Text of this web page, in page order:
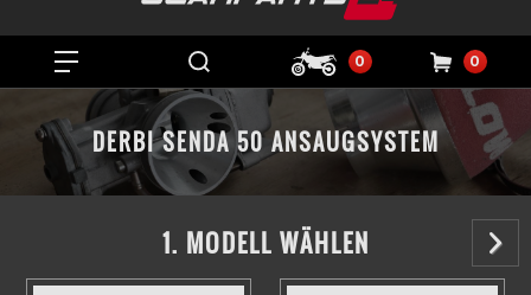
0 0
DERBI SENDA 50 ANSAUGSYSTEM
1. MODELL WÄHLEN